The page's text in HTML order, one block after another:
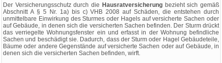
Der Versicherungsschutz durch die Hausratversicherungbezieht sich gemäß
Abschnitt A § 5 Nr. 1a) bis c) VHB 2008 auf Schäden, die entstehen durch
unmittelbare Einwirkung des Sturmes oder Hagels auf versicherte Sachen oder
auf Gebäude, in denen sich die versicherten Sachen befinden. Der Sturm drückt
das verriegelte Wohnungsfenster ein und erfasst in der Wohnung befindliche
Sachen und beschädigt sie. Dadurch, dass der Sturm oder Hagel Gebäudeteile,
Bäume oder andere Gegenstände auf versicherte Sachen oder auf Gebäude, in
denen sich die versicherten Sachen befinden, wirft.